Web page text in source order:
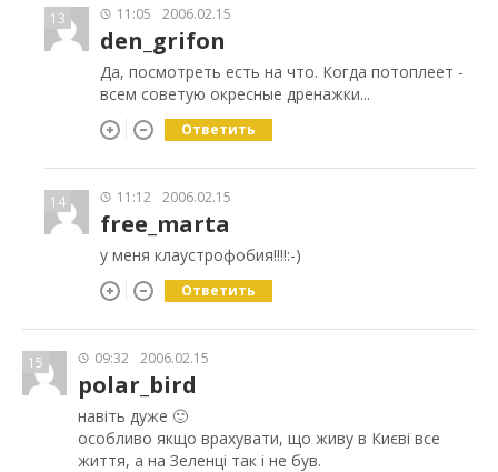
13 11:05 2006.02.15
den_grifon
Да, посмотреть есть на что. Когда потоплеет -
всем советую окресные дренажки...
Ответить
14 11:12 2006.02.15
free_marta
у меня клаустрофобия!!!!:-)
Ответить
15 09:32 2006.02.15
polar_bird
навіть дуже 🙂
особливо якщо врахувати, що живу в Києві все
життя, а на Зеленці так і не був.